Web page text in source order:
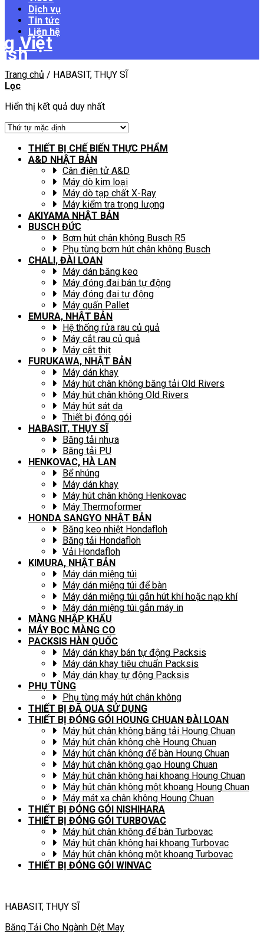
Dịch vụ
Tin tức
Liên hệ
Trang chủ / HABASIT, THỤY SĨ
Lọc
Hiển thị kết quả duy nhất
THIẾT BỊ CHẾ BIẾN THỰC PHẨM
A&D NHẬT BẢN
Cân điện tử A&D
Máy dò kim loại
Máy dò tạp chất X-Ray
Máy kiểm tra trọng lượng
AKIYAMA NHẬT BẢN
BUSCH ĐỨC
Bơm hút chân không Busch R5
Phụ tùng bơm hút chân không Busch
CHALI, ĐÀI LOAN
Máy dán băng keo
Máy đóng đai bán tự động
Máy đóng đai tự động
Máy quấn Pallet
EMURA, NHẬT BẢN
Hệ thống rửa rau củ quả
Máy cắt rau củ quả
Máy cắt thịt
FURUKAWA, NHẬT BẢN
Máy dán khay
Máy hút chân không băng tải Old Rivers
Máy hút chân không Old Rivers
Máy hút sát da
Thiết bị đóng gói
HABASIT, THỤY SĨ
Băng tải nhựa
Băng tải PU
HENKOVAC, HÀ LAN
Bể nhúng
Máy dán khay
Máy hút chân không Henkovac
Máy Thermoformer
HONDA SANGYO NHẬT BẢN
Băng keo nhiệt Hondafloh
Băng tải Hondafloh
Vải Hondafloh
KIMURA, NHẬT BẢN
Máy dán miệng túi
Máy dán miệng túi để bàn
Máy dán miệng túi gắn hút khí hoặc nạp khí
Máy dán miệng túi gắn máy in
MÀNG NHẬP KHẨU
MÁY BỌC MÀNG CO
PACKSIS HÀN QUỐC
Máy dán khay bán tự động Packsis
Máy dán khay tiêu chuẩn Packsis
Máy dán khay tự động Packsis
PHỤ TÙNG
Phụ tùng máy hút chân không
THIẾT BỊ ĐÃ QUA SỬ DỤNG
THIẾT BỊ ĐÓNG GÓI HOUNG CHUAN ĐÀI LOAN
Máy hút chân không băng tải Houng Chuan
Máy hút chân không chè Houng Chuan
Máy hút chân không để bàn Houng Chuan
Máy hút chân không gạo Houng Chuan
Máy hút chân không hai khoang Houng Chuan
Máy hút chân không một khoang Houng Chuan
Máy mát xa chân không Houng Chuan
THIẾT BỊ ĐÓNG GÓI NISHIHARA
THIẾT BỊ ĐÓNG GÓI TURBOVAC
Máy hút chân không để bàn Turbovac
Máy hút chân không hai khoang Turbovac
Máy hút chân không một khoang Turbovac
THIẾT BỊ ĐÓNG GÓI WINVAC
HABASIT, THỤY SĨ
Băng Tải Cho Ngành Dệt May